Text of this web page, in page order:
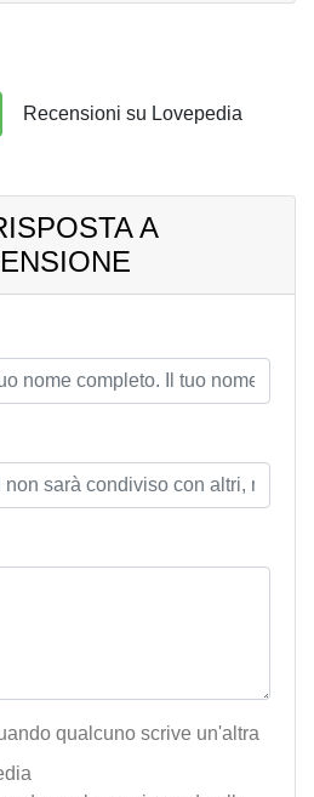
Recensioni su Lovepedia
A
qualcuno scrive un'altra